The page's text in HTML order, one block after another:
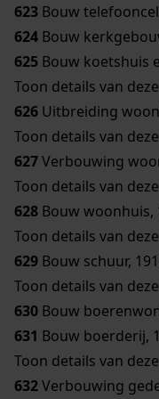
623 Bouw
624 Bouw
625 Bouw koetshuis
Toon details van
626 Uitbreiding
Toon details van
627Verbouwing
Toon details van
628 Bouw woonhuis,
Toon details van
629 Bouw schuur,
Toon details van
630 Bouw
631 Bouw boerderij,
Toon details van
632Verbouwing